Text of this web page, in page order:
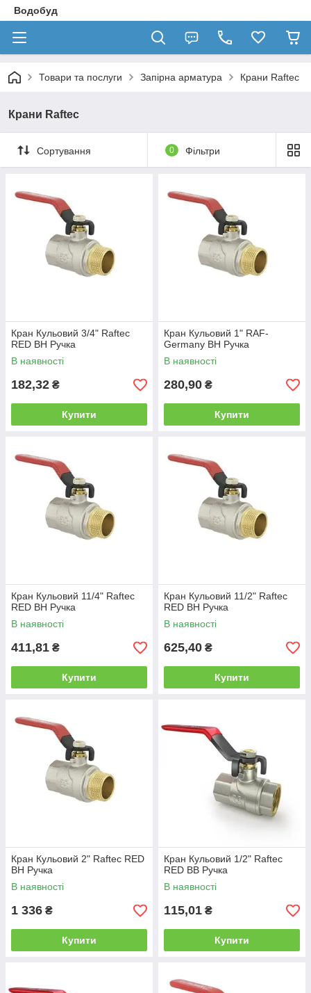
Водобуд
Товари та послуги Запірна арматура Крани Raftec
Крани Raftec
Сортування 0 Фільтри
Кран Кульовий 3/4" Raftec
RED ВН Ручка
В наявності
182,32 ₴
Купити
Кран Кульовий 1" RAF-
Germany ВН Ручка
В наявності
280,90 ₴
Купити
Кран Кульовий 11/4" Raftec
RED ВН Ручка
В наявності
411,81 ₴
Купити
Кран Кульовий 11/2" Raftec
RED ВН Ручка
В наявності
625,40 ₴
Купити
Кран Кульовий 2" Raftec RED
ВН Ручка
В наявності
1 336 ₴
Купити
Кран Кульовий 1/2" Raftec
RED ВВ Ручка
В наявності
115,01 ₴
Купити